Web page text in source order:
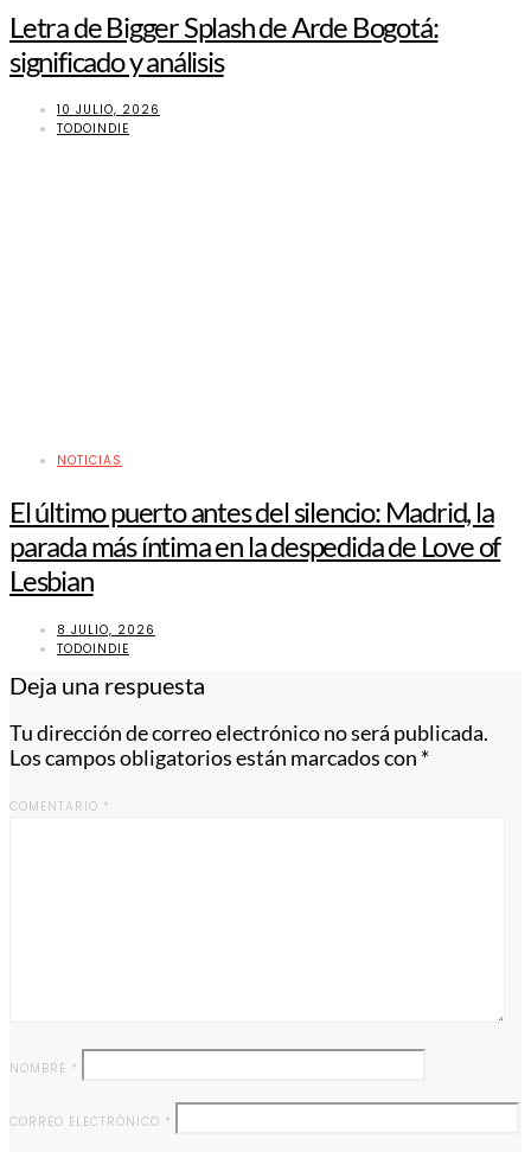
Letra de Bigger Splash de Arde Bogotá:
significado y análisis
10 JULIO, 2026
TODOINDIE
NOTICIAS
El último puerto antes del silencio: Madrid, la
parada más íntima en la despedida de Love of
Lesbian
8 JULIO, 2026
TODOINDIE
Deja una respuesta
Tu dirección de correo electrónico no será publicada.
Los campos obligatorios están marcados con *
COMENTARIO *
NOMBRE *
CORREO ELECTRÓNICO *